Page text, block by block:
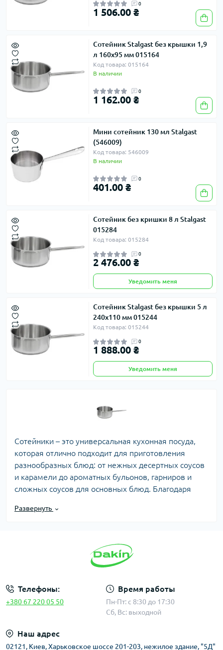
0
1 506.00 ₴
Сотейник Stalgast без крышки 1,9
л 160х95 мм 015164
Код товара: 015164
В наличии
0
1 162.00 ₴
Мини сотейник 130 мл Stalgast
(546009)
Код товара: 546009
В наличии
0
401.00 ₴
Сотейник без кришки 8 л Stalgast
015284
Код товара: 015284
0
2 476.00 ₴
Уведомить меня
Сотейник Stalgast без крышки 5 л
240х110 мм 015244
Код товара: 015244
0
1 888.00 ₴
Уведомить меня
Сотейники – это универсальная кухонная посуда,
которая отлично подходит для приготовления
разнообразных блюд: от нежных десертных соусов
и карамели до ароматных бульонов, гарниров и
сложных соусов для основных блюд. Благодаря
профессиональной кухне, так и в домашнем
В нашем ассортименте представлены модели из
стали – материалов, отличающихся прочностью,
долговечностью и хорошими теплопроводными
свойствами. Разнообразие форм и объемов
кулинарных задач: компактные модели идеально
Развернуть
Телефоны:
+380 67 220 05 50
Время работы
Пн-Пт: с 8:30 до 17:30
Сб, Вс: выходной
Наш адрес
02121, Киев, Харьковское шоссе 201-203, нежилое здание, "5Д"